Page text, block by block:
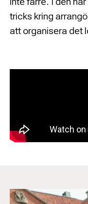
tricks kring
att organisera det